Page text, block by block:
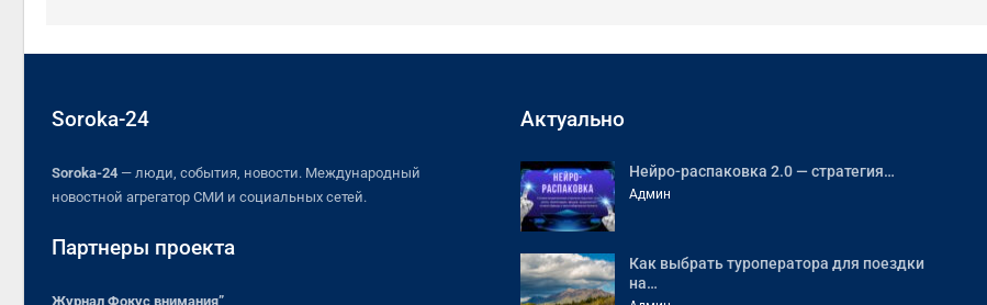
Soroka-24
Soroka-24 — люди, события, новости. Международный
новостной агрегатор СМИ и социальных сетей.
Партнеры проекта
Журнал Фокус внимания”
Актуально
Нейро-распаковка 2.0 — стратегия…
Админ
Как выбрать туроператора для поездки
на…